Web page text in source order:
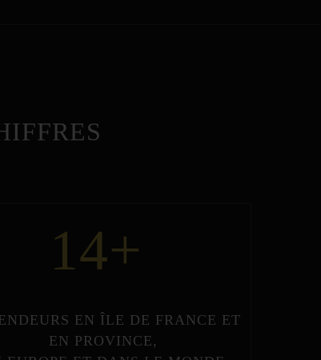
14+
EN ÎLE DE FRANCE ET
EN PROVINCE,